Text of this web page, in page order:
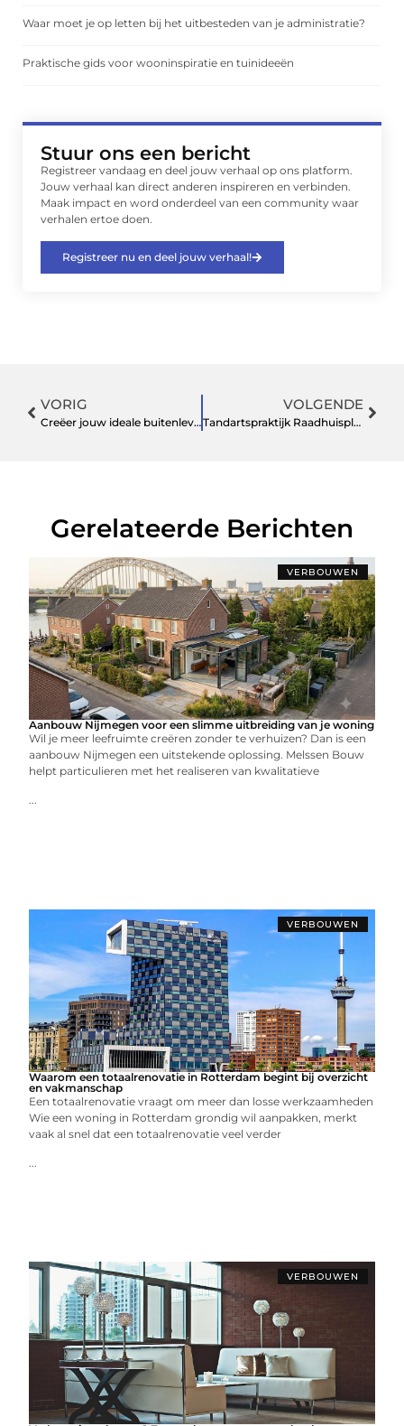
Waar moet je op letten bij het uitbesteden van je administratie?
Praktische gids voor wooninspiratie en tuinideeën
Stuur ons een bericht
Registreer vandaag en deel jouw verhaal op ons platform.
Jouw verhaal kan direct anderen inspireren en verbinden.
Maak impact en word onderdeel van een community waar
verhalen ertoe doen.
Registreer nu en deel jouw verhaal!
VORIG
Creëer jouw ideale buitenleven met hoogwaardig tuinhout
VOLGENDE
Tandartspraktijk Raadhuisplein: betrouwbare mondzorg in Hoofddorp
Gerelateerde Berichten
VERBOUWEN
Aanbouw Nijmegen voor een slimme uitbreiding van je woning
Wil je meer leefruimte creëren zonder te verhuizen? Dan is een
aanbouw Nijmegen een uitstekende oplossing. Melssen Bouw
helpt particulieren met het realiseren van kwalitatieve
...
VERBOUWEN
Waarom een totaalrenovatie in Rotterdam begint bij overzicht
en vakmanschap
Een totaalrenovatie vraagt om meer dan losse werkzaamheden
Wie een woning in Rotterdam grondig wil aanpakken, merkt
vaak al snel dat een totaalrenovatie veel verder
...
VERBOUWEN